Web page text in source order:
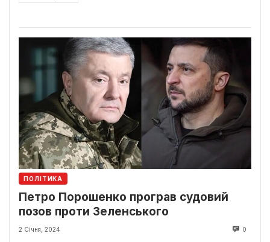
ПОЛІТИКА
Петро Порошенко програв судовий
позов проти Зеленського
2 Січня, 2024 0